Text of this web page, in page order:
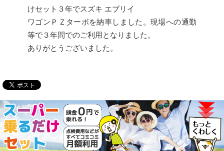
けセット３年でスズキ エブリイ
ワゴンＰＺターボを納車しました。現場への通勤
等で３年間でのご利用となりました。
ありがとうございました。